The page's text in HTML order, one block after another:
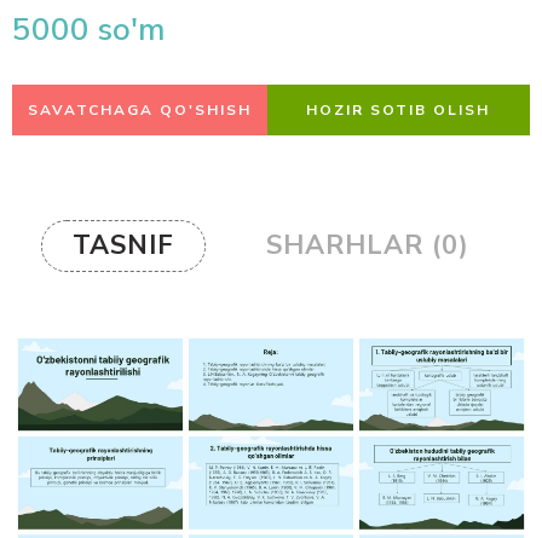
5000 so'm
SAVATCHAGA QO'SHISH HOZIR SOTIB OLISH
TASNIF SHARHLAR (0)